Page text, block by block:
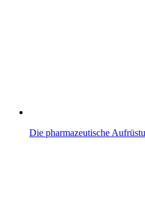
Die pharmazeutische